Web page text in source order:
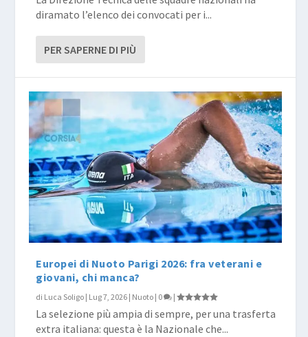
diramato l’elenco dei convocati per i...
PER SAPERNE DI PIÙ
Europei di Nuoto Parigi 2026: fra veterani e
giovani, chi manca?
di Luca Soligo | Lug 7, 2026 | Nuoto | 0 |
La selezione più ampia di sempre, per una trasferta
extra italiana: questa è la Nazionale che...